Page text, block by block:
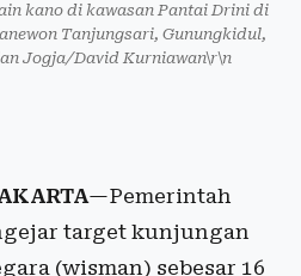
kano di kawasan Pantai Drini di
Tanjungsari, Gunungkidul,
Jogja/David Kurniawan\r\n
—Pemerintah
target kunjungan
(wisman) sebesar 16